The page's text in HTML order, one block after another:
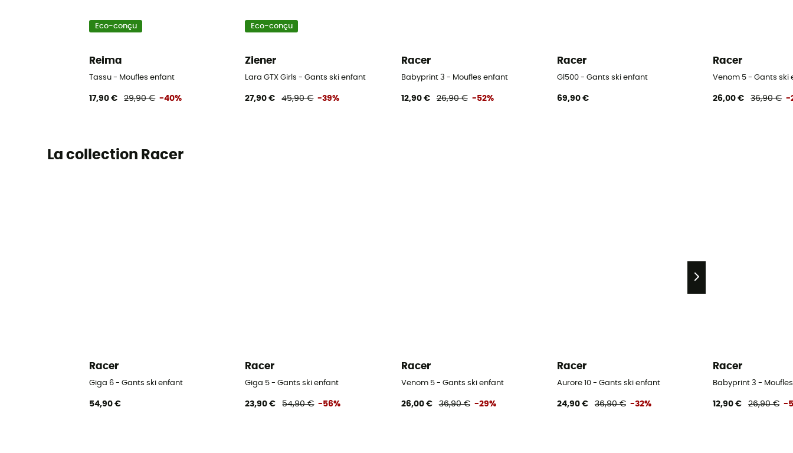
Eco-conçu
Reima
Tassu - Moufles enfant
17,90 € 29,90 € -40%
Eco-conçu
Ziener
Lara GTX Girls - Gants ski enfant
27,90 € 45,90 € -39%
Racer
Babyprint 3 - Moufles enfant
12,90 € 26,90 € -52%
Racer
Gl500 - Gants ski enfant
69,90 €
Racer
Venom 5 - Gants ski
26,00 € 36,90 € -
La collection Racer
Racer
Giga 6 - Gants ski enfant
54,90 €
Racer
Giga 5 - Gants ski enfant
23,90 € 54,90 € -56%
Racer
Venom 5 - Gants ski enfant
26,00 € 36,90 € -29%
Racer
Aurore 10 - Gants ski enfant
24,90 € 36,90 € -32%
Racer
Babyprint 3 -
12,90 € 26,90 € -